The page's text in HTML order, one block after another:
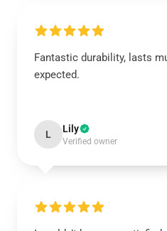
Fantastic durability, lasts
expected.
L Lily
Verified owner